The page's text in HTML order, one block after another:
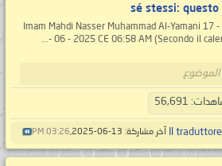
sé stessi: questo
Imam Mahdi Nasser Muhammad Al-Yamani 17
- 06 - 2025 CE 06:58 AM (Secondo il
الموضوع
56,691
Il آخر مشاركة: 13-06-2025, 03:26 PM